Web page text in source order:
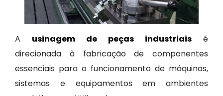
A usinagem de peças industriais é
direcionada à fabricação de componentes
essenciais para o funcionamento de máquinas,
sistemas e equipamentos em ambientes